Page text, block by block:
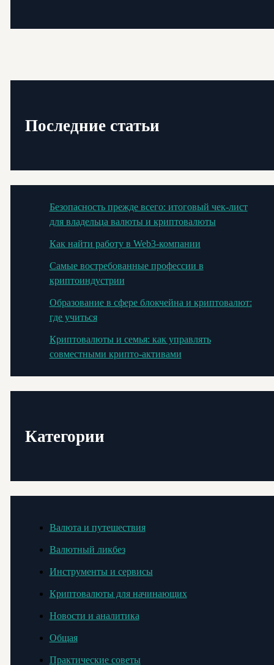
Последние статьи
Безопасность прежде всего: итоговый чек-лист
для владельца валюты и криптовалюты
Как найти работу в Web3-компании
Самые востребованные профессии в
криптоиндустрии
Образование в сфере блокчейна и криптовалют:
где учиться
Криптовалюты и семья: как управлять
совместными крипто-активами
Категории
Валюта и путешествия
Валютный ликбез
Инструменты и сервисы
Криптовалюты для начинающих
Новости и аналитика
Общая
Практические советы